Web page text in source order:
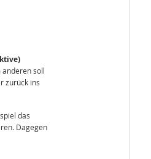
anderen soll
zurück ins
das
Dagegen